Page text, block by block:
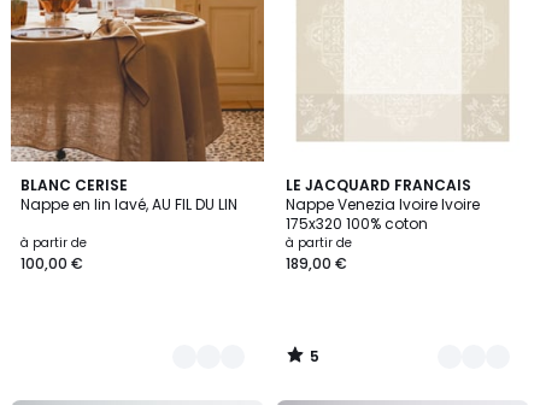
BLANC CERISE
Nappe en lin lavé, AU FIL DU LIN
à partir de
100,00 €
4
Couleurs
LE JACQUARD FRANCAIS
Nappe Venezia Ivoire Ivoire
175x320 100% coton
à partir de
189,00 €
5
/
5
2
Couleurs
5
/